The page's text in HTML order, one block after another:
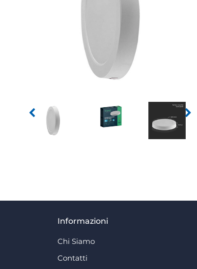
Informazioni
Chi Siamo
Contatti